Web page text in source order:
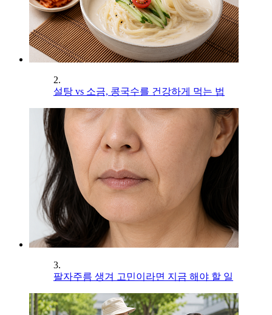
2.
설탕 vs 소금, 콩국수를 건강하게 먹는 법
3.
팔자주름 생겨 고민이라면 지금 해야 할 일